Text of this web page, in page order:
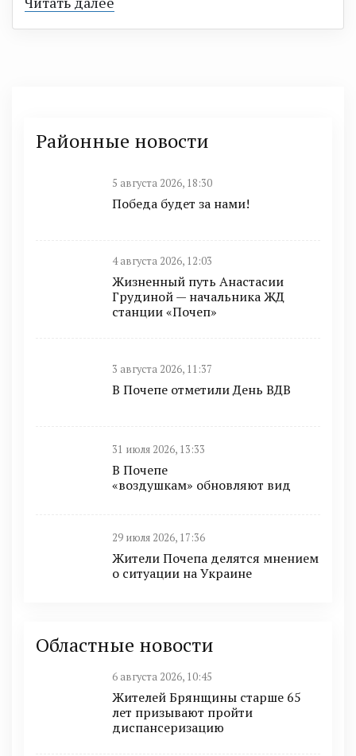
Районные новости
5 августа 2026, 18:30
Победа будет за нами!
4 августа 2026, 12:03
Жизненный путь Анастасии
Грудиной — начальника ЖД
станции «Почеп»
3 августа 2026, 11:37
В Почепе отметили День ВДВ
31 июля 2026, 13:33
В Почепе
«воздушкам» обновляют вид
29 июля 2026, 17:36
Жители Почепа делятся мнением
о ситуации на Украине
Областные новости
6 августа 2026, 10:45
Жителей Брянщины старше 65
лет призывают пройти
диспансеризацию